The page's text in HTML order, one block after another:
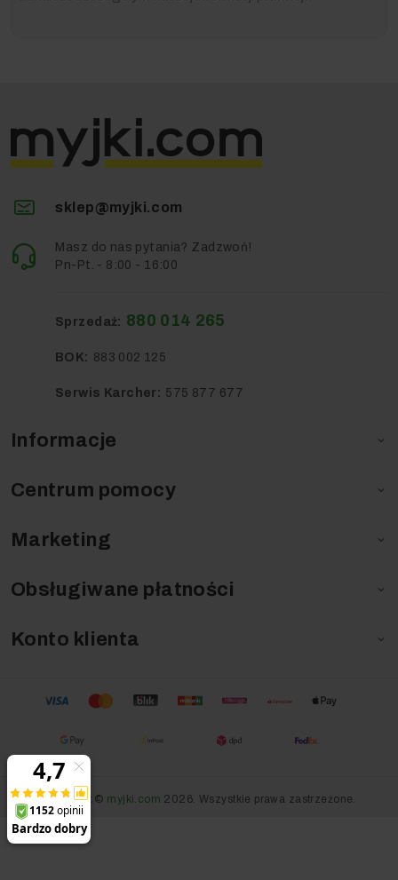
Informacje 
Centrum pomocy 
Marketing 
Obsługiwane płatności 
Konto klienta 
sklep@myjki.com
Masz do nas pytania? Zadzwoń!
Pn-Pt. - 8:00 - 16:00
Sprzedaż: 880 014 265
BOK: 883 002 125
Serwis Karcher: 575 877 677
Copyright © myjki.com 2026. Wszystkie prawa zastrzeżone.